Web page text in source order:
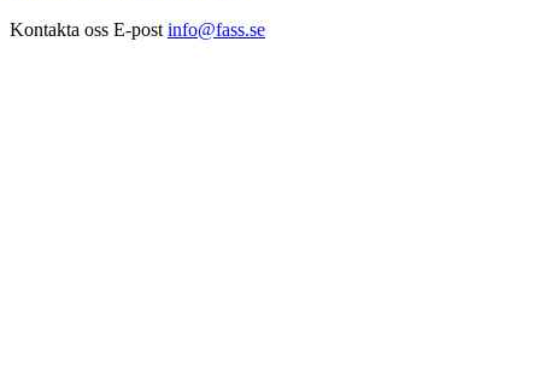
Kontakta oss E-post info@fass.se